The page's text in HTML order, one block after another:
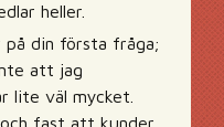
heller.
på din första fråga;
att jag
lite väl mycket.
fast att kunder